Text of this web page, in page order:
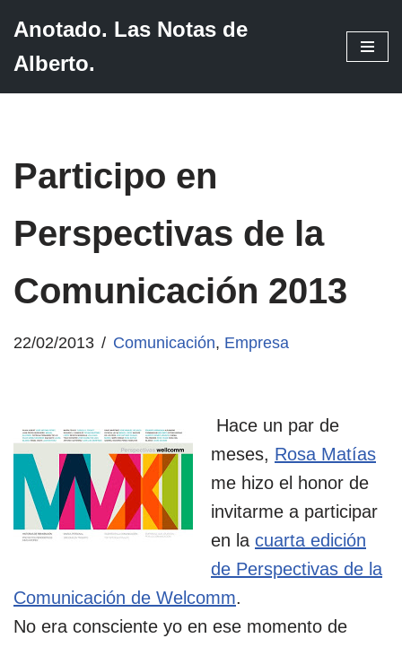
Saltar
Anotado. Las Notas de
Alberto.
Participo en
Perspectivas de la
Comunicación 2013
22/02/2013 Comunicación, Empresa
Hace un par de
meses, Rosa Matías
me hizo el honor de
invitarme a participar
en la cuarta edición
de Perspectivas de la
Comunicación de Welcomm.
No era consciente yo en ese momento de